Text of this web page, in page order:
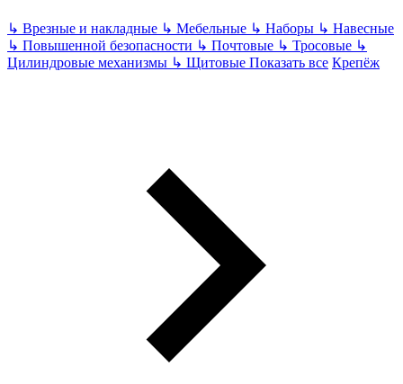
↳ Врезные и накладные ↳ Мебельные ↳ Наборы ↳ Навесные
↳ Повышенной безопасности ↳ Почтовые ↳ Тросовые ↳
Цилиндровые механизмы ↳ Щитовые Показать все Крепёж